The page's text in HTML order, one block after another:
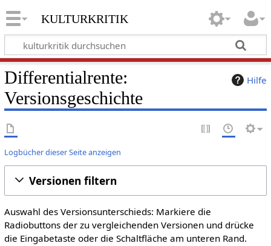
kulturkritik
Hilfe
Differentialrente:
Versionsgeschichte
Logbücher dieser Seite anzeigen
Versionen filtern
Auswahl des Versionsunterschieds: Markiere die
Radiobuttons der zu vergleichenden Versionen und drücke
die Eingabetaste oder die Schaltfläche am unteren Rand.